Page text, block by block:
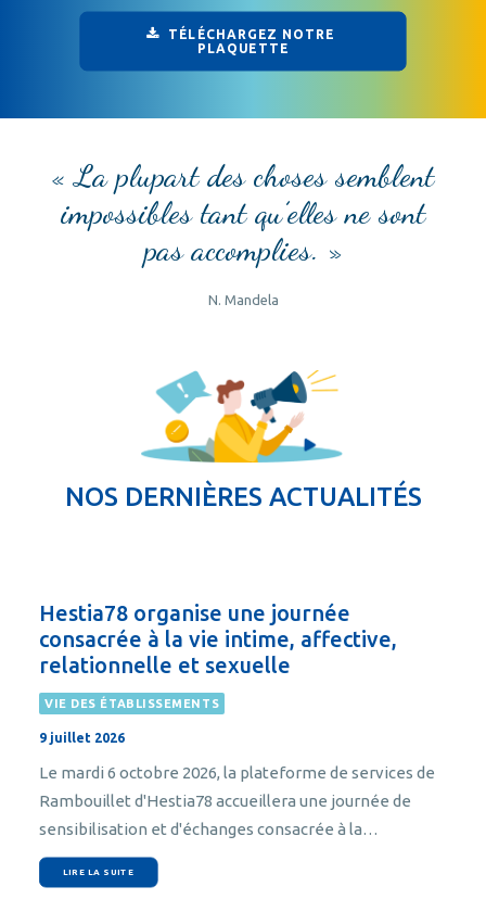
TÉLÉCHARGEZ NOTRE
PLAQUETTE
« La plupart des choses semblent
impossibles tant qu’elles ne sont
pas accomplies. »
N. Mandela
NOS DERNIÈRES ACTUALITÉS
Hestia78 organise une journée
consacrée à la vie intime, affective,
relationnelle et sexuelle
VIE DES ÉTABLISSEMENTS
9 juillet 2026
Le mardi 6 octobre 2026, la plateforme de services de
Rambouillet d'Hestia78 accueillera une journée de
sensibilisation et d'échanges consacrée à la…
LIRE LA SUITE